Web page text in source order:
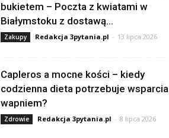
bukietem – Poczta z kwiatami w
Białymstoku z dostawą...
Zakupy Redakcja 3pytania.pl - 13 lipca 2026
Capleros a mocne kości – kiedy
codzienna dieta potrzebuje wsparcia
wapniem?
Zdrowie Redakcja 3pytania.pl - 8 lipca 2026